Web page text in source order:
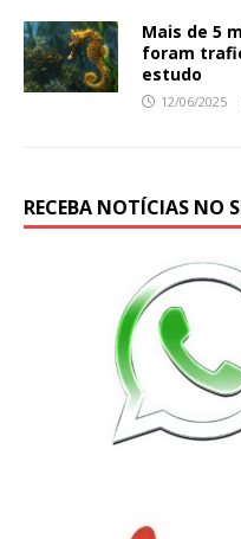
Mais de 5
foram
estudo
12/06/2025
RECEBA NOTÍCIAS NO